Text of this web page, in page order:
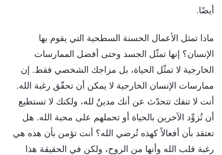
أيضًا.
ماذا تمثل الأعمال الحسنة السطحية التي يقوم بها
الإنسان؟ إنها تمثّل الجسد وحتى أفضل الممارسات
الخارجية لا تمثّل الحياة، بل مزاجك الشخصي فقط. إن
ممارسات الإنسان الخارجية لا يمكن أن تحقّق رغبة الله.
أنت لا تنفك تتحدّث عن أنك مدينٌ لله، ولكنك لا تستطيع
أن تُزوِّد الآخرين بالحياة أو تحملهم على محبة الله. هل
تعتقد بأن أفعالاً كهذه تُرضي الله؟ أنت تؤمن بأن هذه هي
رغبة قلب الله وأنها من الروح، ولكن في الحقيقة هذا